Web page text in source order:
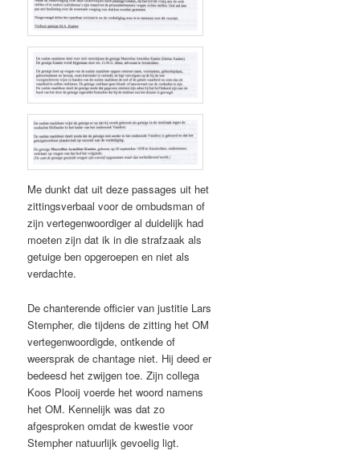
Me dunkt dat uit deze passages uit het
zittingsverbaal voor de ombudsman of
zijn vertegenwoordiger al duidelijk had
moeten zijn dat ik in die strafzaak als
getuige ben opgeroepen en niet als
verdachte.
De chanterende officier van justitie Lars
Stempher, die tijdens de zitting het OM
vertegenwoordigde, ontkende of
weersprak de chantage niet. Hij deed er
bedeesd het zwijgen toe. Zijn collega
Koos Plooij voerde het woord namens
het OM. Kennelijk was dat zo
afgesproken omdat de kwestie voor
Stempher natuurlijk gevoelig ligt.